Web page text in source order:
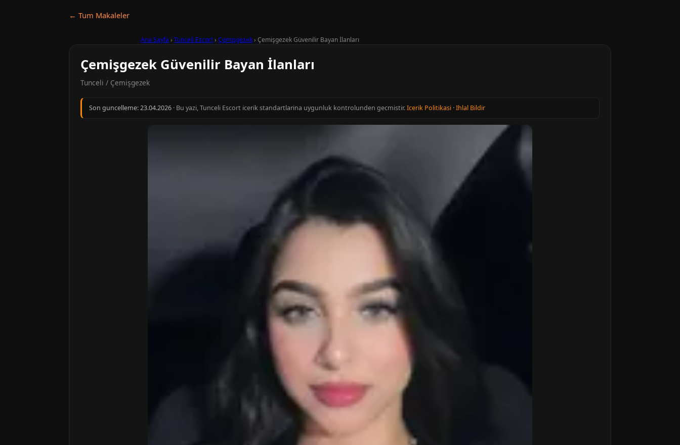
← Tum Makaleler
Ana Sayfa › Tunceli Escort› Çemişgezek› Çemişgezek Güvenilir Bayan İlanları
Çemişgezek Güvenilir Bayan İlanları
Tunceli / Çemişgezek
Son guncelleme:23.04.2026 · Bu yazi, Tunceli Escort icerik standartlarina uygunluk kontrolunden gecmistir.Icerik Politikasi ·Ihlal Bildir